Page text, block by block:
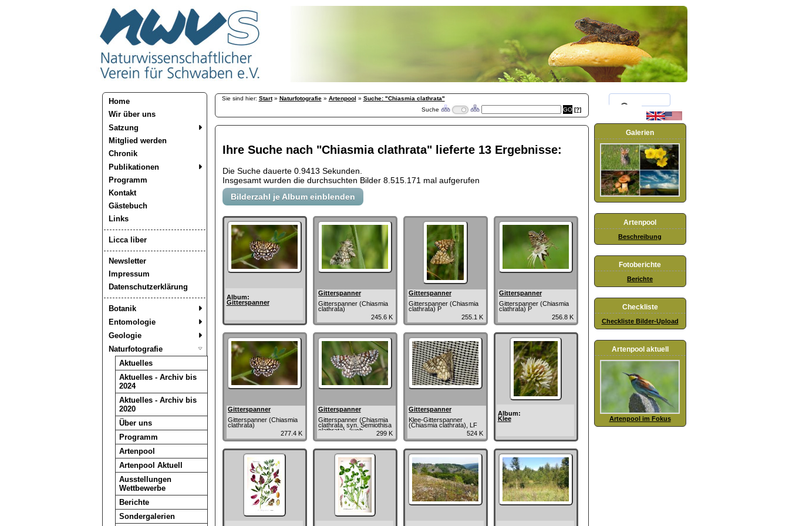
Home
Wir über uns
Satzung
Mitglied werden
Chronik
Publikationen
Programm
Kontakt
Gästebuch
Links
Licca liber
Newsletter
Impressum
Datenschutzerklärung
Botanik
Entomologie
Geologie
Naturfotografie
Aktuelles
Aktuelles - Archiv bis
2024
Aktuelles - Archiv bis
2020
Über uns
Programm
Artenpool
Artenpool Aktuell
Ausstellungen
Wettbewerbe
Berichte
Sondergalerien
Sie sind hier: Start» Naturfotografie» Artenpool » Suche: "Chiasmia clathrata"
Suche
[?]
Ihre Suche nach "Chiasmia clathrata" lieferte 13 Ergebnisse:
Die Suche dauerte 0.9413 Sekunden.
Insgesamt wurden die durchsuchten Bilder 8.515.171 mal aufgerufen
Bilderzahl je Album einblenden
Album:
Gitterspanner
Gitterspanner
Gitterspanner (Chiasmia
clathrata)
245.6 K
Gitterspanner
Gitterspanner (Chiasmia
clathrata) P
255.1 K
Gitterspanner
Gitterspanner (Chiasmia
clathrata) P
256.8 K
Gitterspanner
Gitterspanner (Chiasmia
clathrata)
277.4 K
Gitterspanner
Gitterspanner (Chiasmia
clathrata, syn. Semiothisa
clathrata), auch
Kleespanner genannt299 K
Gitterspanner
Klee-Gitterspanner
(Chiasmia clathrata), LF
524 K
Album:
Klee
Galerien
Artenpool
Beschreibung
Fotoberichte
Berichte
Checkliste
Checkliste Bilder-Upload
Artenpool aktuell
Artenpool im Fokus